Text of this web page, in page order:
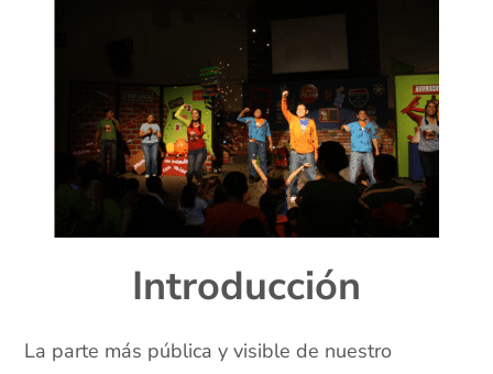
Introducción
La parte más pública y visible de nuestro